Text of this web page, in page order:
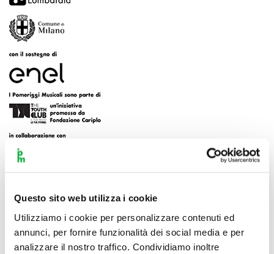
Questo sito web utilizza i cookie
Utilizziamo i cookie per personalizzare contenuti ed
annunci, per fornire funzionalità dei social media e per
analizzare il nostro traffico. Condividiamo inoltre